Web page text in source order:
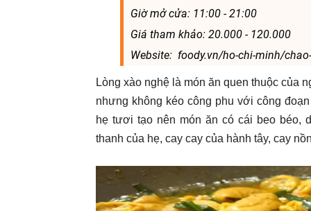
Giờ mở cửa: 11:00 - 21:00
Giá tham khảo: 20.000 - 120.000
Website: foody.vn/ho-chi-minh/
Lòng xào nghệ là món ăn quen thuộc của
nhưng không kéo công phu với công
hẹ tươi tạo nên món ăn có cái beo béo,
thanh của hẹ, cay cay của hành tây, cay